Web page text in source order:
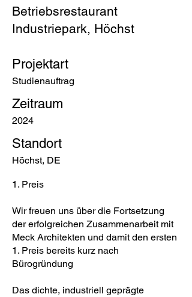
Betriebsrestaurant
Industriepark, Höchst
Projektart
Studienauftrag
Zeitraum
2024
Standort
Höchst, DE
1. Preis
Wir freuen uns über die Fortsetzung
der erfolgreichen Zusammenarbeit mit
Meck Architekten und damit den ersten
1. Preis bereits kurz nach
Bürogründung
Das dichte, industriell geprägte